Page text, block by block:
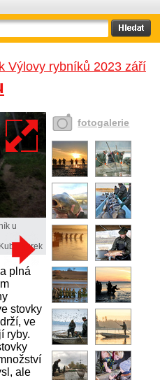
Výlovy rybníků 2023 září
u
Kuba Turek
plná
stovky
ve
ryby.
ale
fotogalerie